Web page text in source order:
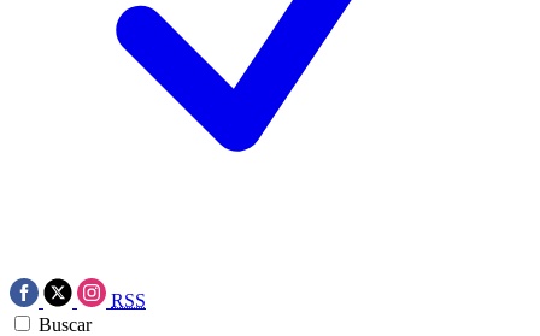
RSS
Buscar